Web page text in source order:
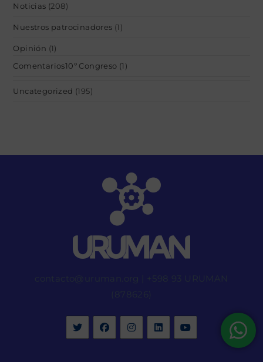
Noticias (208)
Nuestros patrocinadores (1)
Opinión (1)
Comentarios10º Congreso (1)
Uncategorized (195)